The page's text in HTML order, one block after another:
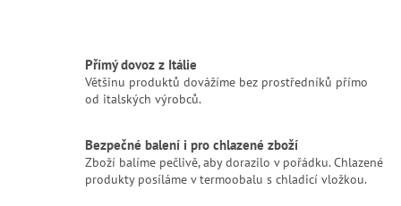
Přímý dovoz z Itálie
Většinu produktů dovážíme bez prostředníků přímo
od italských výrobců.
Bezpečné balení i pro chlazené zboží
Zboží balíme pečlivě, aby dorazilo v pořádku. Chlazené
produkty posíláme v termoobalu s chladicí vložkou.